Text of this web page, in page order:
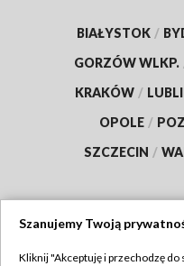
BIAŁYSTOK /
GORZÓW WLKP.
KRAKÓW /
OPOLE /
SZCZECIN /
Szanujemy Twoją
Kliknij "Akceptuję i przechodzę do